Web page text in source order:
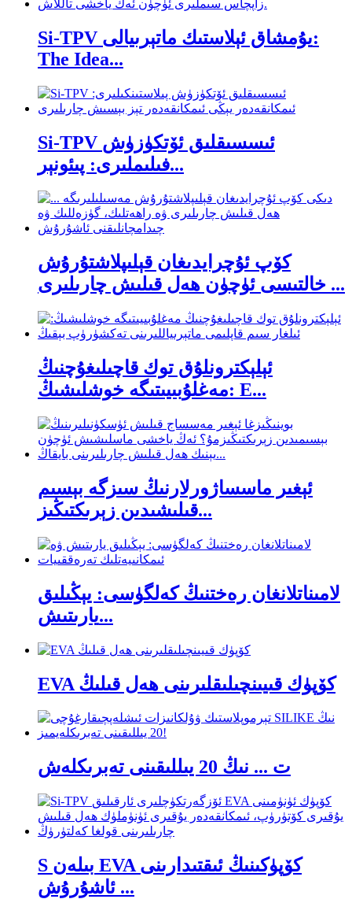
Si-TPV يۇمشاق ئېلاستىك ماتېرىيالى:
The Idea...
Si-TPV ئىسسىقلىق ئۆتكۈزۈش
فىلىملىرى: پىئونېر...
كۆپ ئۇچرايدىغان قېلىپلاشتۇرۇش
خالتىسى ئۈچۈن ھەل قىلىش چارىلىرى ...
ئېلېكترونلۇق توك قاچىلىغۇچنىڭ
مەغلۇبىيىتىگە خوشلىشىڭ: E...
ئېغىر ماسساژورلارنىڭ سىزگە بېسىم
قىلىشىدىن زېرىكتىڭىز...
لامىناتلانغان رەختنىڭ كەلگۈسى: يېڭىلىق
يارىتىش...
EVA كۆپۈك قىيىنچىلىقلىرىنى ھەل قىلىڭ
ت ... نىڭ 20 يىللىقىنى تەبرىكلەش
S بىلەن EVA كۆپۈكىنىڭ ئىقتىدارىنى
ئاشۇرۇش ...